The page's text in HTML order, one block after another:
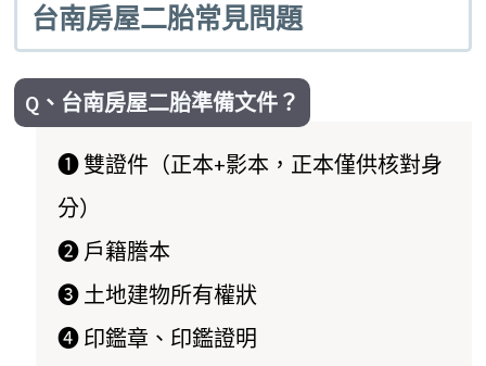
台南房屋二胎常見問題
Q、台南房屋二胎準備文件？
➊ 雙證件（正本+影本，正本僅供核對身
分）
➋ 戶籍謄本
➌ 土地建物所有權狀
➍ 印鑑章、印鑑證明